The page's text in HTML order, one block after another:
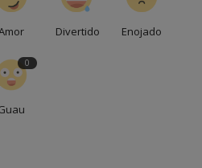
Divertido Enojado
0